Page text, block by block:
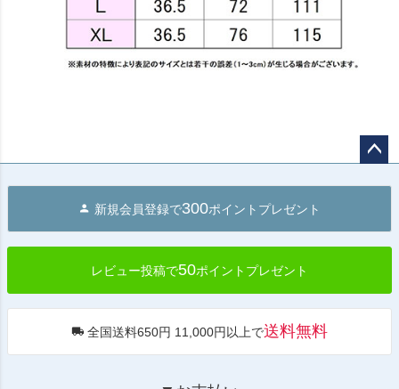
へ
新規会員登録で300ポイントプレゼント
レビュー投稿で50ポイントプレゼント
全国送料650円 11,000円以上で送料無料